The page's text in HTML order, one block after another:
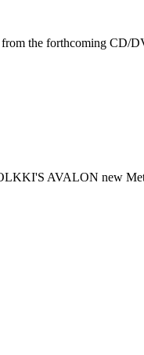
the forthcoming CD/
AVALON new